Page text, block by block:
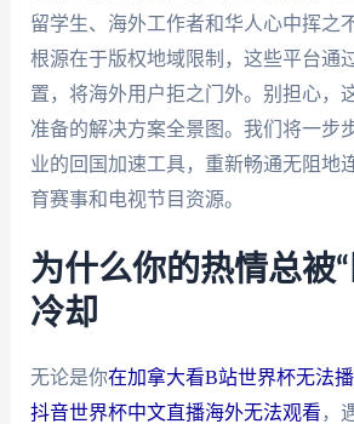
留学生、海外工作者和华人心中挥之
根源在于版权地域限制，这些平台通
置，将海外用户拒之门外。别担心，
准备的解决方案全景图。我们将一步
业的回国加速工具，重新畅通无阻地
育赛事和电视节目资源。
为什么你的热情总被
冷却
无论是你在加拿大看B站世界杯无法
抖音世界杯中文直播海外无法观看 ，